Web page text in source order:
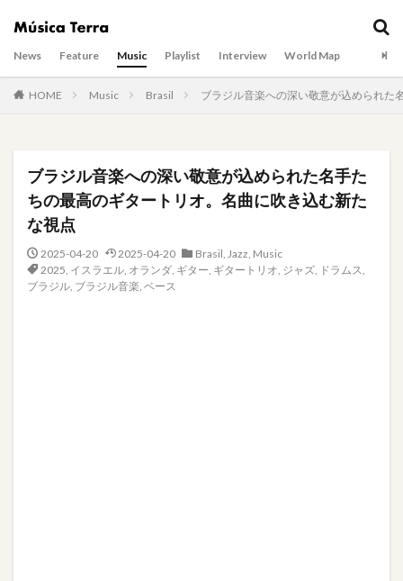
News Feature Music Playlist Interview World Map
HOME Music Brasil ブラジル音楽への深い敬意が込められた
ブラジル音楽への深い敬意が込められた名手た
ちの最高のギタートリオ。名曲に吹き込む新た
な視点
2025-04-20 2025-04-20 Brasil, Jazz, Music
2025, イスラエル, オランダ, ギター, ギタートリオ, ジャズ, ドラムス,
ブラジル, ブラジル音楽, ベース